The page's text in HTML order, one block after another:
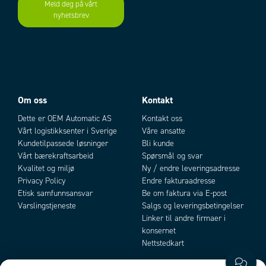
Funksjoner
Konfigureringen gjøres via knapper og elektrisk tilkobling, eller via
Blankingfunksjoner
Spenningstoleranse
T1 (levetid i antall år)
Temperaturområde fra
Add to existing cart row
Meld deg på vårt
nyhetsbrev
Om oss
Dette er OEM Automatic AS
Vårt logistikksenter i Sverige
Kundetilpassede løsninger
Vårt bærekraftsarbeid
Kvalitet og miljø
Privacy Policy
Etisk samfunnsansvar
Varslingstjeneste
Kontakt
Kontakt oss
Våre ansatte
Bli kunde
Spørsmål og svar
Ny / endre leveringsadresse
Endre fakturaadresse
Be om faktura via E-post
Salgs og leveringsbetingelser
Linker til andre firmaer i
konsernet
Nettstedkart